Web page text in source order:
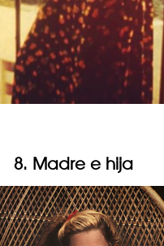
8. Madre e hija